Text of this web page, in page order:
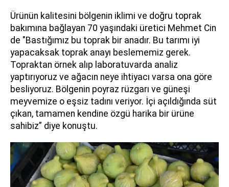
Ürünün kalitesini bölgenin iklimi ve doğru toprak
bakımına bağlayan 70 yaşındaki üretici Mehmet Cin
de "Bastığımız bu toprak bir anadır. Bu tarımı iyi
yapacaksak toprak anayı beslememiz gerek.
Topraktan örnek alıp laboratuvarda analiz
yaptırıyoruz ve ağacın neye ihtiyacı varsa ona göre
besliyoruz. Bölgenin poyraz rüzgarı ve güneşi
meyvemize o eşsiz tadını veriyor. İçi açıldığında süt
çıkan, tamamen kendine özgü harika bir ürüne
sahibiz” diye konuştu.